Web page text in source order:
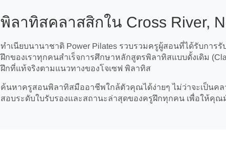
พิลาทิสคลาสสิกใน Cross River,
ทำเนียบนานาชาติ Power Pilates รวบรวมครูผู้สอนที่ได้รับการรั
ฝึกของเราทุกคนสำเร็จการศึกษาหลักสูตรพิลาทิสแบบดั้งเดิม
ฝึกที่แท้จริงตามแนวทางของโจเซฟ พิลาทิส
ค้นหาครูสอนพิลาทิสมืออาชีพใกล้ตัวคุณได้ง่ายๆ ไม่ว่าจะเป็นค
สอบระดับใบรับรองและสถานะล่าสุดของครูฝึกทุกคน เพื่อให้คุณ